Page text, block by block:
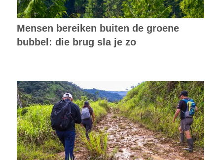
Mensen bereiken buiten de groene
bubbel: die brug sla je zo